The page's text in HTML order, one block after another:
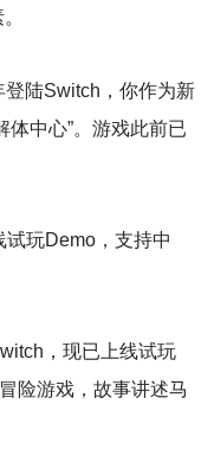
陆Switch，你作为新
体中心”​。游戏此前已
玩Demo，支持中
，现已上线试玩
险游戏，故事讲述马